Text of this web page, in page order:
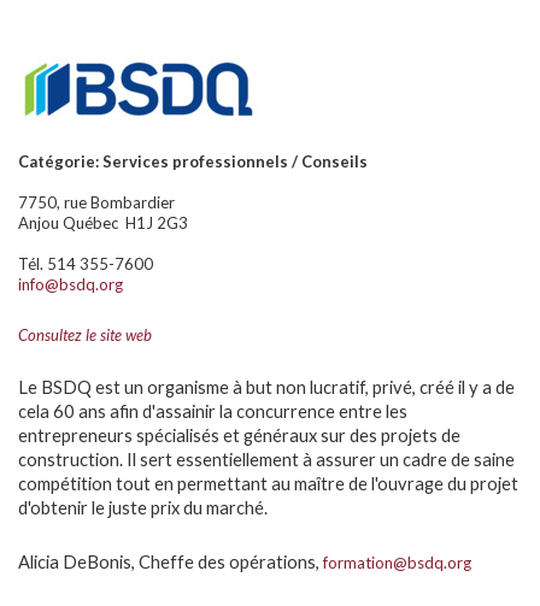
Catégorie: Services professionnels / Conseils
7750, rue Bombardier
Anjou Québec H1J 2G3
Tél. 514 355-7600
info@bsdq.org
Consultez le site web
Le BSDQ est un organisme à but non lucratif, privé, créé il y a de
cela 60 ans afin d'assainir la concurrence entre les
entrepreneurs spécialisés et généraux sur des projets de
construction. Il sert essentiellement à assurer un cadre de saine
compétition tout en permettant au maître de l'ouvrage du projet
d'obtenir le juste prix du marché.
Alicia DeBonis, Cheffe des opérations,formation@bsdq.org